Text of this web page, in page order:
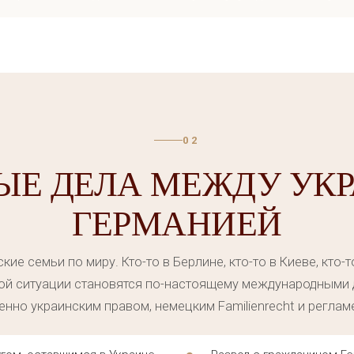
специализирующийся на миграционном праве, знает
отказов. Мы учитываем украинское законодательство
это нужно для дела.
понять реальные шансы на положительное
ДЛЯ УКРАИНЦЕВ В
И ГРАЖДАНСКИЕ
02
ДЕЛА МЕЖДУ
ГЕРМАНИЕЙ
семьи по миру. Кто-то в Берлине, кто-то в Киеве, кто-
ситуации становятся по-настоящему международными
украинским правом, немецким Familienrecht и